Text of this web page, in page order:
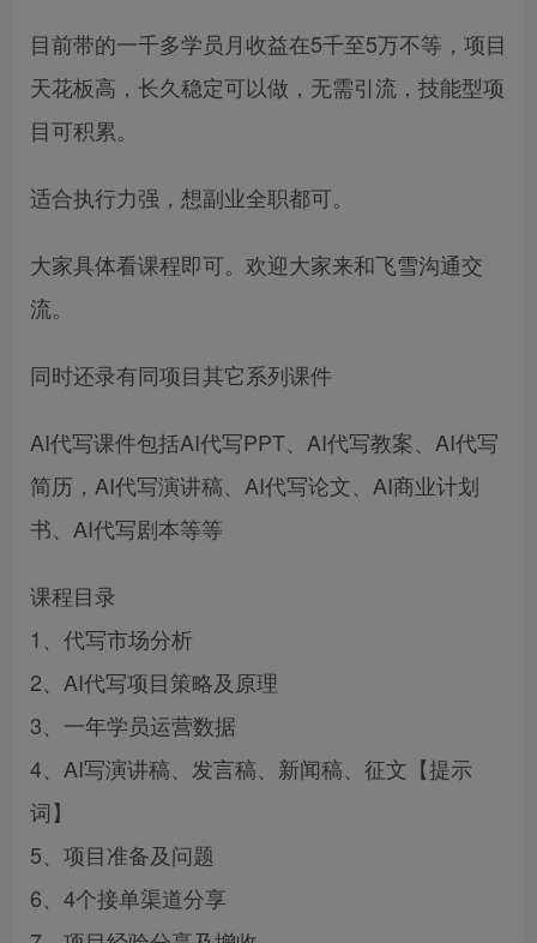
目前带的一千多学员月收益在5千至5万不等，项目
天花板高，长久稳定可以做，无需引流，技能型项
目可积累。
适合执行力强，想副业全职都可。
大家具体看课程即可。欢迎大家来和飞雪沟通交
流。
同时还录有同项目其它系列课件
AI代写课件包括AI代写PPT、AI代写教案、AI代写
简历，AI代写演讲稿、AI代写论文、AI商业计划
书、AI代写剧本等等
课程目录
1、代写市场分析
2、AI代写项目策略及原理
3、一年学员运营数据
4、AI写演讲稿、发言稿、新闻稿、征文【提示
词】
5、项目准备及问题
6、4个接单渠道分享